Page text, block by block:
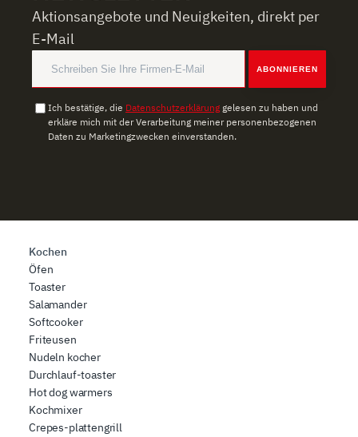
Verwendung unserer Website an unsere Partner für
soziale Medien, Werbung und Analysen weiter. Unsere
Partner führen diese Informationen möglicherweise mit
weiteren Daten zusammen, die Sie ihnen bereitgestellt
haben oder die sie im Rahmen Ihrer Nutzung der Dienste
gesammelt haben.
Aktionsangebote und Neuigkeiten, direkt per
E-Mail
ABONNIEREN
Ich bestätige, die Datenschutzerklärung gelesen zu haben und
erkläre mich mit der Verarbeitung meiner personenbezogenen
Daten zu Marketingzwecken einverstanden.
Kochen
Öfen
Toaster
Salamander
Softcooker
Friteusen
Nudeln kocher
Durchlauf-toaster
Hot dog warmers
Kochmixer
Crepes-plattengrill